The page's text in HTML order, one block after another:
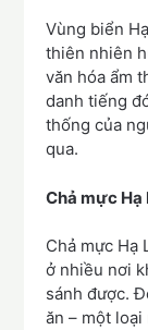
Vùng biển
thiên nhiên
văn hóa ẩm
danh tiếng
thống của
qua.
Chả mực
Chả mực Hạ
ở nhiều nơi
sánh được.
ăn – một